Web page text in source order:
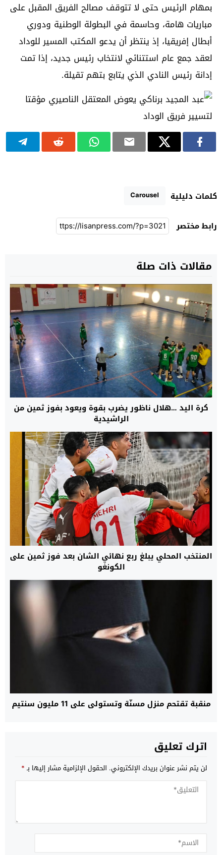
بمهام الرئيس حتى لا تتوقف مصالح الفريق المقبل على
مباريات هامة، وحاسمة في البطولة الوطنية ودوري
أبطال إفريقيا، إذ ينتظر أن يدعو المكتب المسير للوداد
لعقد جمع عام استتنائي لانتخاب رئيس جديد، إذا تمت
إدانة رئيس النادي الذي يتابع بتهم تقيلة.
كلمات دليلية Carousel
رابط مختصر
مقالات ذات صلة
كرة اليد …هلال ناظور يضرب بقوة ويعود بفوز ثمين من
الراشيدية
المنتخب المحلي يبلغ ربع نهائي الشان بعد فوز ثمين على
الكونغو
منقبة تقتحم منزل مسنّة وتستولي على 11 مليون سنتيم
اترك تعليق
لن يتم نشر عنوان بريدك الإلكتروني. الحقول الإلزامية مشار إليها بـ*